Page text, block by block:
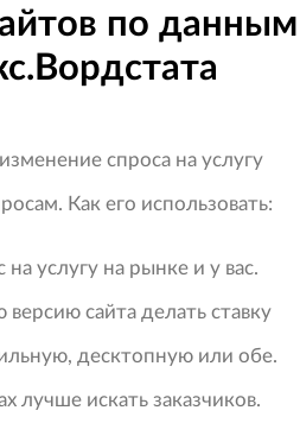
по данным
спроса на услугу
Как его использовать:
на услугу на рынке и у вас.
версию сайта делать ставку
десктопную или обе.
лучше искать заказчиков.